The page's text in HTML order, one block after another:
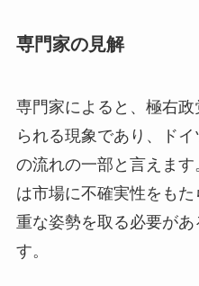
専門家の見解
専門家によると、極右
られる現象であり、ド
の流れの一部と言えま
は市場に不確実性をも
重な姿勢を取る必要が
す。